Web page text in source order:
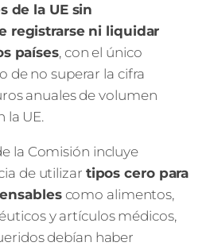
de la UE sin
registrarse ni liquidar
países, con el único
de no superar la cifra
anuales de volumen
la UE.
la Comisión incluye
de utilizar tipos cero para
como alimentos,
y artículos médicos,
debían haber